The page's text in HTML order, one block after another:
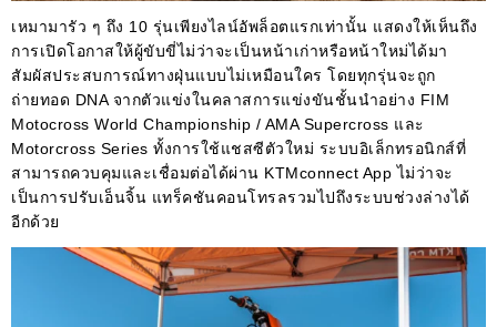
เหมามารัว ๆ ถึง 10 รุ่นเพียงไลน์อัพล็อตแรกเท่านั้น แสดงให้เห็นถึง
การเปิดโอกาสให้ผู้ขับขี่ไม่ว่าจะเป็นหน้าเก่าหรือหน้าใหม่ได้มา
สัมผัสประสบการณ์ทางฝุ่นแบบไม่เหมือนใคร โดยทุกรุ่นจะถูก
ถ่ายทอด DNA จากตัวแข่งในคลาสการแข่งขันชั้นนำอย่าง FIM
Motocross World Championship / AMA Supercross และ
Motorcross Series ทั้งการใช้แชสซีตัวใหม่ ระบบอิเล็กทรอนิกส์ที่
สามารถควบคุมและเชื่อมต่อได้ผ่าน KTMconnect App ไม่ว่าจะ
เป็นการปรับเอ็นจิ้น แทร็คชันคอนโทรลรวมไปถึงระบบช่วงล่างได้
อีกด้วย